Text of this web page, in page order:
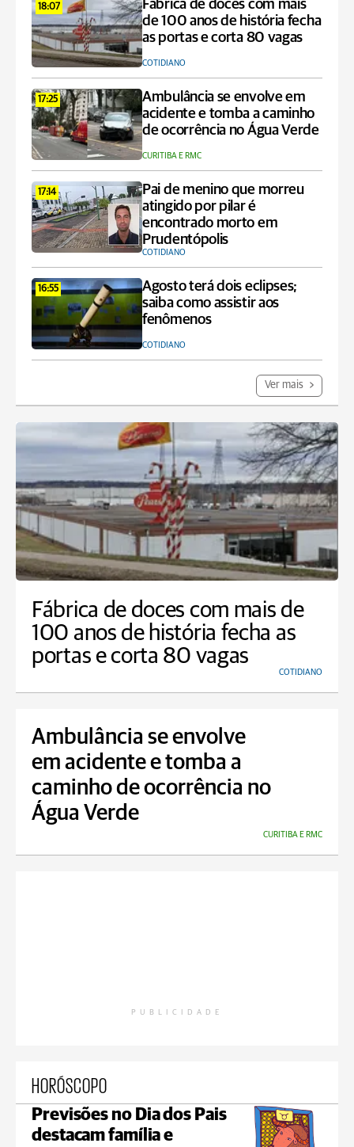
18:07
Fábrica de doces com mais
de 100 anos de história fecha
as portas e corta 80 vagas
COTIDIANO
17:25
Ambulância se envolve em
acidente e tomba a caminho
de ocorrência no Água Verde
CURITIBA E RMC
17:14
Pai de menino que morreu
atingido por pilar é
encontrado morto em
Prudentópolis
COTIDIANO
16:55
Agosto terá dois eclipses;
saiba como assistir aos
fenômenos
COTIDIANO
Ver mais
Fábrica de doces com mais de
100 anos de história fecha as
portas e corta 80 vagas
COTIDIANO
Ambulância se envolve
em acidente e tomba a
caminho de ocorrência no
Água Verde
CURITIBA E RMC
PUBLICIDADE
HORÓSCOPO
Previsões no Dia dos Pais
destacam família e